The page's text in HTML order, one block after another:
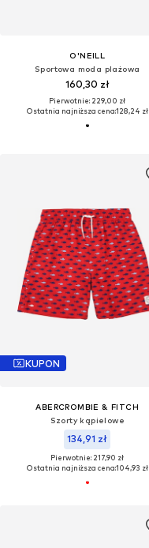
O'NEILL
Sportowa moda plażowa
160,30 zł
Pierwotnie: 229,00 zł
Ostatnia najniższa cena:128,24 zł
KUPON
ABERCROMBIE & FITCH
Szorty kąpielowe
134,91 zł
Pierwotnie: 217,90 zł
Ostatnia najniższa cena:104,93 zł